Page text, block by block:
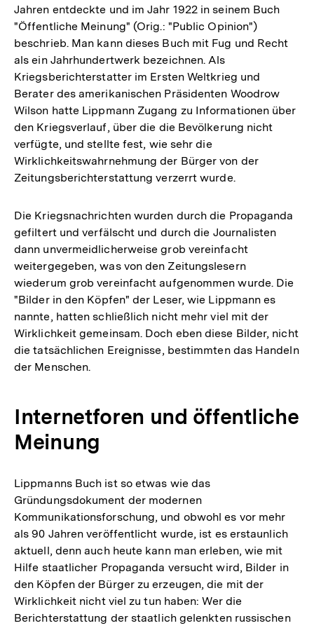
Jahren entdeckte und im Jahr 1922 in seinem Buch
"Öffentliche Meinung" (Orig.: "Public Opinion")
beschrieb. Man kann dieses Buch mit Fug und Recht
als ein Jahrhundertwerk bezeichnen. Als
Kriegsberichterstatter im Ersten Weltkrieg und
Berater des amerikanischen Präsidenten Woodrow
Wilson hatte Lippmann Zugang zu Informationen über
den Kriegsverlauf, über die die Bevölkerung nicht
verfügte, und stellte fest, wie sehr die
Wirklichkeitswahrnehmung der Bürger von der
Zeitungsberichterstattung verzerrt wurde.
Die Kriegsnachrichten wurden durch die Propaganda
gefiltert und verfälscht und durch die Journalisten
dann unvermeidlicherweise grob vereinfacht
weitergegeben, was von den Zeitungslesern
wiederum grob vereinfacht aufgenommen wurde. Die
"Bilder in den Köpfen" der Leser, wie Lippmann es
nannte, hatten schließlich nicht mehr viel mit der
Wirklichkeit gemeinsam. Doch eben diese Bilder, nicht
die tatsächlichen Ereignisse, bestimmten das Handeln
der Menschen.
Internetforen und öffentliche
Meinung
Lippmanns Buch ist so etwas wie das
Gründungsdokument der modernen
Kommunikationsforschung, und obwohl es vor mehr
als 90 Jahren veröffentlicht wurde, ist es erstaunlich
aktuell, denn auch heute kann man erleben, wie mit
Hilfe staatlicher Propaganda versucht wird, Bilder in
den Köpfen der Bürger zu erzeugen, die mit der
Wirklichkeit nicht viel zu tun haben: Wer die
Berichterstattung der staatlich gelenkten russischen